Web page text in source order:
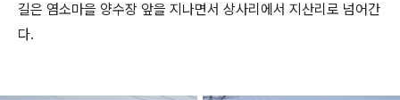
길은 염소마을 양수장 앞을 지나면서 상사리에서 지산리로 넘어간
다.